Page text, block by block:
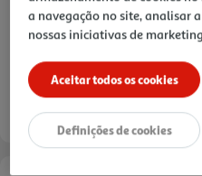
a navegação no site, analisar
nossas iniciativas de
Aceitar todos os cookies
Definições de cookies